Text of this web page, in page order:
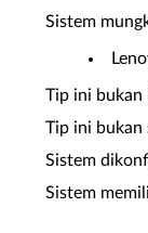
Sistem
Tip ini bukan
Tip ini bukan
Sistem
Sistem